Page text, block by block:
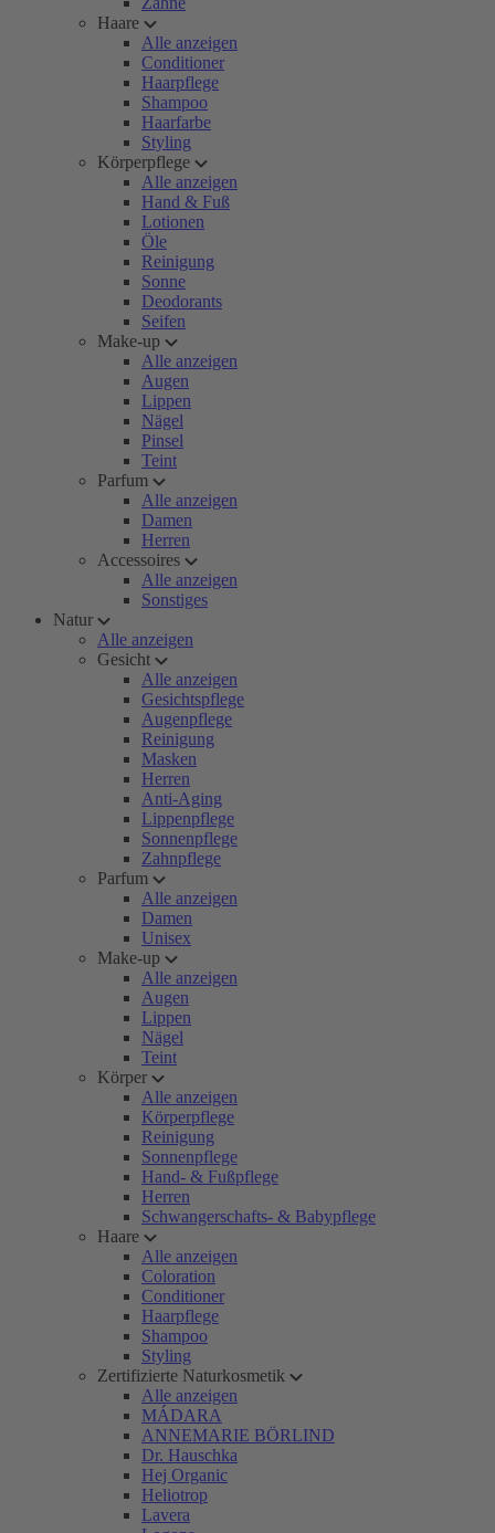
Haare
Alle anzeigen
Conditioner
Haarpflege
Shampoo
Haarfarbe
Styling
Körperpflege
Alle anzeigen
Hand & Fuß
Lotionen
Öle
Reinigung
Sonne
Deodorants
Seifen
Make-up
Alle anzeigen
Augen
Lippen
Nägel
Pinsel
Teint
Parfum
Alle anzeigen
Damen
Herren
Accessoires
Alle anzeigen
Sonstiges
Natur
Alle anzeigen
Gesicht
Alle anzeigen
Gesichtspflege
Augenpflege
Reinigung
Masken
Herren
Anti-Aging
Lippenpflege
Sonnenpflege
Zahnpflege
Parfum
Alle anzeigen
Damen
Unisex
Make-up
Alle anzeigen
Augen
Lippen
Nägel
Teint
Körper
Alle anzeigen
Körperpflege
Reinigung
Sonnenpflege
Hand- & Fußpflege
Herren
Schwangerschafts- & Babypflege
Haare
Alle anzeigen
Coloration
Conditioner
Haarpflege
Shampoo
Styling
Zertifizierte Naturkosmetik
Alle anzeigen
MÁDARA
ANNEMARIE BÖRLIND
Dr. Hauschka
Hej Organic
Heliotrop
Lavera